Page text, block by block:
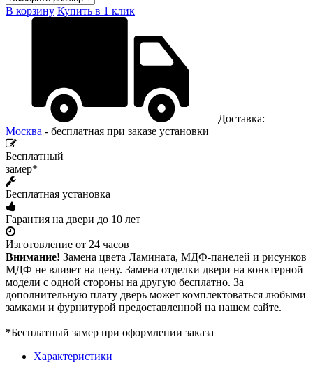
В корзину Купить в 1 клик
Доставка:
Москва - бесплатная при заказе установки
Бесплатный
замер*
Бесплатная установка
Гарантия на двери до 10 лет
Изготовление от 24 часов
Внимание! Замена цвета Ламината, МДФ-панелей и рисунков
МДФ не влияет на цену. Замена отделки двери на конктерной
модели с одной стороны на другую бесплатно. За
дополнительную плату дверь может комплектоваться любыми
замками и фурнитурой предоставленной на нашем сайте.
*Бесплатный замер при оформлении заказа
Характеристики